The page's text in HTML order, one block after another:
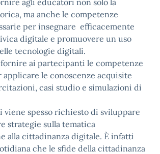
agli educatori non solo la
ma anche le competenze
per insegnare efficacemente
digitale e promuovere un uso
tecnologie digitali.
ai partecipanti le competenze
applicare le conoscenze acquisite
casi studio e simulazioni di
spesso richiesto di sviluppare
strategie sulla tematica
alla cittadinanza digitale. È infatti
che le sfide della cittadinanza